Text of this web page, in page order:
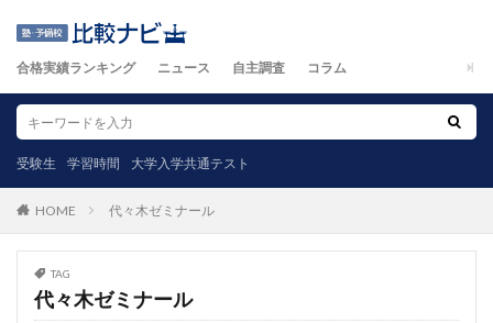
合格実績ランキング ニュース 自主調査 コラム
受験生 学習時間 大学入学共通テスト
HOME 代々木ゼミナール
TAG
代々木ゼミナール